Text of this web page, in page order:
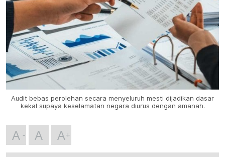
Audit bebas perolehan secara menyeluruh mesti dijadikan dasar
kekal supaya keselamatan negara diurus dengan amanah.
A A A